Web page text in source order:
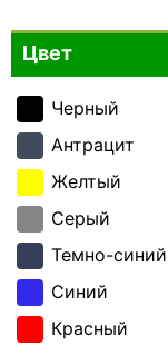
Цвет
Черный
Антрацит
Желтый
Серый
Темно-синий
Синий
Красный